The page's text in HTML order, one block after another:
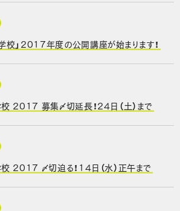
校」2017年度の公開講座が始まります！
2017 募集〆切延長！24日（土）まで
2017 〆切迫る！14日（水）正午まで